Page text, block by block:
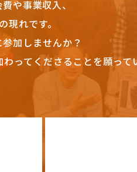
や事業収入、
れです。
加しませんか？
ってくださることを願って